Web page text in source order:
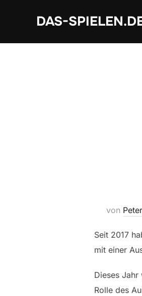
DAS-
von Peter
Seit 2017
mit einer
Dieses
Rolle des